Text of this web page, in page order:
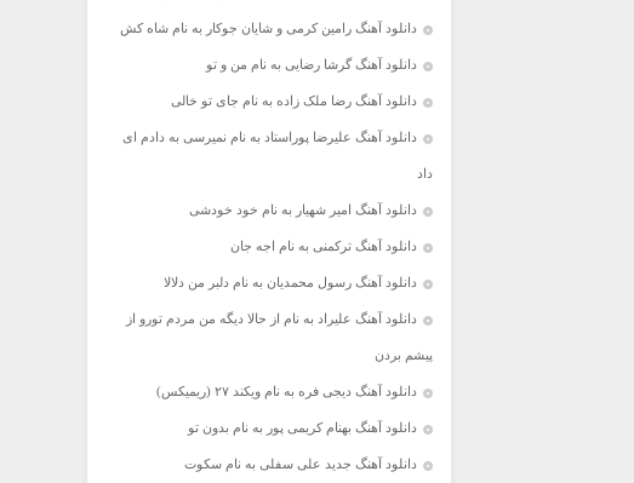
دانلود آهنگ رامین کرمی و شایان جوکار به نام شاه کش
دانلود آهنگ گرشا رضایی به نام من و تو
دانلود آهنگ رضا ملک زاده به نام جای تو خالی
دانلود آهنگ علیرضا پوراستاد به نام نمیرسی به دادم ای
داد
دانلود آهنگ امیر شهیار به نام خود خودشی
دانلود آهنگ ترکمنی به نام اجه جان
دانلود آهنگ رسول محمدیان به نام دلبر من دلالا
دانلود آهنگ علیراد به نام از حالا دیگه من مردم تورو از
پیشم بردن
دانلود آهنگ دیجی فره به نام ویکند ۲۷ (ریمیکس)
دانلود آهنگ بهنام کریمی پور به نام بدون تو
دانلود آهنگ جدید علی سفلی به نام سکوت